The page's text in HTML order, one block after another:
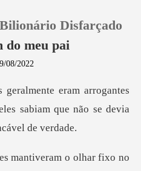
0
Disfarçado
do meu pai
08/2022
tes
sabiam que não se